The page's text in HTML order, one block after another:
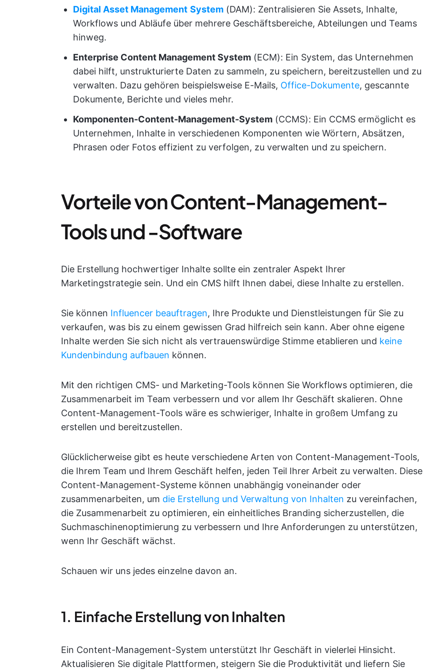
Digital Asset Management System (DAM): Zentralisieren Sie Assets, Inhalte,
Workflows und Abläufe über mehrere Geschäftsbereiche, Abteilungen und Teams
hinweg.
Enterprise Content Management System (ECM): Ein System, das Unternehmen
dabei hilft, unstrukturierte Daten zu sammeln, zu speichern, bereitzustellen und zu
verwalten. Dazu gehören beispielsweise E-Mails, Office-Dokumente, gescannte
Dokumente, Berichte und vieles mehr.
Komponenten-Content-Management-System (CCMS): Ein CCMS ermöglicht es
Unternehmen, Inhalte in verschiedenen Komponenten wie Wörtern, Absätzen,
Phrasen oder Fotos effizient zu verfolgen, zu verwalten und zu speichern.
Vorteile von Content-Management-
Tools und -Software
Die Erstellung hochwertiger Inhalte sollte ein zentraler Aspekt Ihrer
Marketingstrategie sein. Und ein CMS hilft Ihnen dabei, diese Inhalte zu erstellen.
Sie können Influencer beauftragen, Ihre Produkte und Dienstleistungen für Sie zu
verkaufen, was bis zu einem gewissen Grad hilfreich sein kann. Aber ohne eigene
Inhalte werden Sie sich nicht als vertrauenswürdige Stimme etablieren und keine
Kundenbindung aufbauen können.
Mit den richtigen CMS- und Marketing-Tools können Sie Workflows optimieren, die
Zusammenarbeit im Team verbessern und vor allem Ihr Geschäft skalieren. Ohne
Content-Management-Tools wäre es schwieriger, Inhalte in großem Umfang zu
erstellen und bereitzustellen.
Glücklicherweise gibt es heute verschiedene Arten von Content-Management-Tools,
die Ihrem Team und Ihrem Geschäft helfen, jeden Teil Ihrer Arbeit zu verwalten. Diese
Content-Management-Systeme können unabhängig voneinander oder
zusammenarbeiten, um die Erstellung und Verwaltung von Inhalten zu vereinfachen,
die Zusammenarbeit zu optimieren, ein einheitliches Branding sicherzustellen, die
Suchmaschinenoptimierung zu verbessern und Ihre Anforderungen zu unterstützen,
wenn Ihr Geschäft wächst.
Schauen wir uns jedes einzelne davon an.
1. Einfache Erstellung von Inhalten
Ein Content-Management-System unterstützt Ihr Geschäft in vielerlei Hinsicht.
Aktualisieren Sie digitale Plattformen, steigern Sie die Produktivität und liefern Sie